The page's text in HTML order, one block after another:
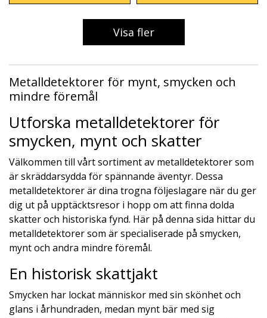
Visa fler
Metalldetektorer för mynt, smycken och
mindre föremål
Utforska metalldetektorer för
smycken, mynt och skatter
Välkommen till vårt sortiment av metalldetektorer som
är skräddarsydda för spännande äventyr. Dessa
metalldetektorer är dina trogna följeslagare när du ger
dig ut på upptäcktsresor i hopp om att finna dolda
skatter och historiska fynd. Här på denna sida hittar du
metalldetektorer som är specialiserade på smycken,
mynt och andra mindre föremål.
En historisk skattjakt
Smycken har lockat människor med sin skönhet och
glans i århundraden, medan mynt bär med sig